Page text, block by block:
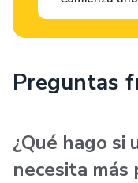
Preguntas
¿Qué hago si
necesita